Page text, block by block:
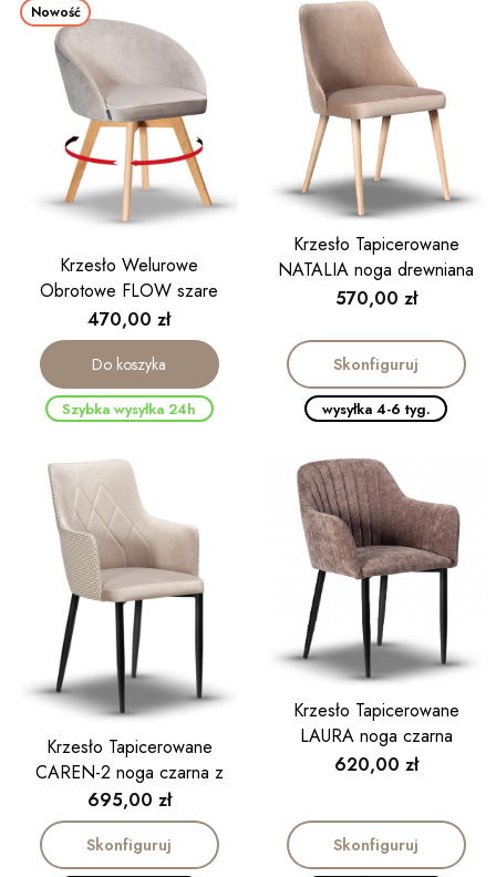
Nowość
Krzesło Welurowe
Obrotowe FLOW szare
noga drewniana kolor dąb
Cena
470,00 zł
Do koszyka
Szybka wysyłka 24h
Krzesło Tapicerowane
NATALIA noga drewniana
Cena
570,00 zł
Skonfiguruj
wysyłka 4-6 tyg.
Krzesło Tapicerowane
CAREN-2 noga czarna z
podłokietnikiem
Cena
695,00 zł
Skonfiguruj
Krzesło Tapicerowane
LAURA noga czarna
Cena
620,00 zł
Skonfiguruj